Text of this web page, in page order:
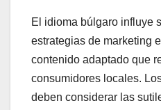
El idioma búlgaro influye
estrategias de marketing
contenido adaptado que
consumidores locales.
deben considerar las